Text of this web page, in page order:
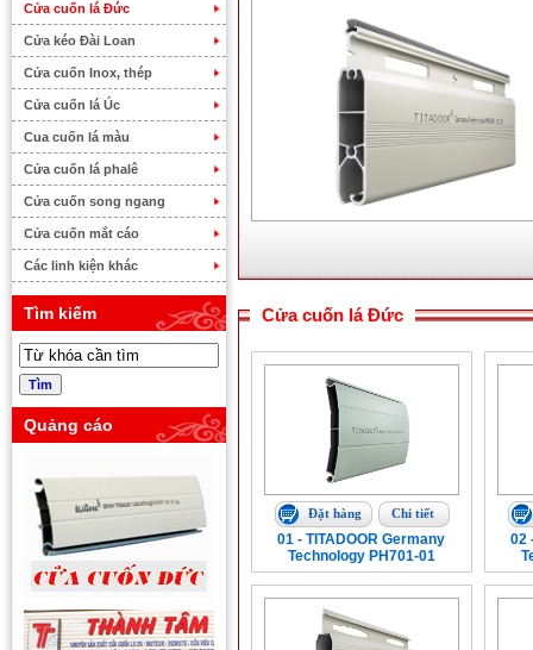
Cửa cuốn lá Đức
Cửa kéo Đài Loan
Cửa cuốn Inox, thép
Cửa cuốn lá Úc
Cua cuốn lá màu
Cửa cuốn lá phalê
Cửa cuốn song ngang
Cửa cuốn mắt cáo
Các linh kiện khác
Tìm kiếm
Quảng cáo
Cửa cuốn lá Đức
Đặt hàng Chi tiết
01 - TITADOOR Germany
Technology PH701-01
02